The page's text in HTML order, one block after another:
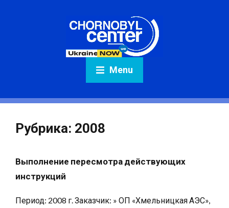
Menu
Рубрика: 2008
Выполнение пересмотра действующих
инструкций
Период: 2008 г. Заказчик: » ОП «Хмельницкая АЭС»,